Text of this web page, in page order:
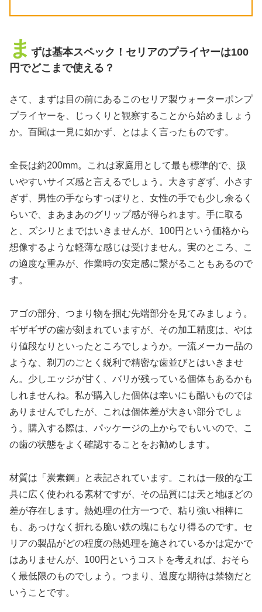
ま ずは基本スペック！セリアのプライヤーは100
円でどこまで使える？
さて、まずは目の前にあるこのセリア製ウォーターポンプ
プライヤーを、じっくりと観察することから始めましょう
か。百聞は一見に如かず、とはよく言ったものです。
全長は約200mm。これは家庭用として最も標準的で、扱
いやすいサイズ感と言えるでしょう。大きすぎず、小さす
ぎず、男性の手ならすっぽりと、女性の手でも少し余るく
らいで、まあまあのグリップ感が得られます。手に取る
と、ズシリとまではいきませんが、100円という価格から
想像するような軽薄な感じは受けません。実のところ、こ
の適度な重みが、作業時の安定感に繋がることもあるので
す。
アゴの部分、つまり物を掴む先端部分を見てみましょう。
ギザギザの歯が刻まれていますが、その加工精度は、やは
り値段なりといったところでしょうか。一流メーカー品の
ような、剃刀のごとく鋭利で精密な歯並びとはいきませ
ん。少しエッジが甘く、バリが残っている個体もあるかも
しれませんね。私が購入した個体は幸いにも酷いものでは
ありませんでしたが、これは個体差が大きい部分でしょ
う。購入する際は、パッケージの上からでもいいので、こ
の歯の状態をよく確認することをお勧めします。
材質は「炭素鋼」と表記されています。これは一般的な工
具に広く使われる素材ですが、その品質には天と地ほどの
差が存在します。熱処理の仕方一つで、粘り強い相棒に
も、あっけなく折れる脆い鉄の塊にもなり得るのです。セ
リアの製品がどの程度の熱処理を施されているかは定かで
はありませんが、100円というコストを考えれば、おそら
く最低限のものでしょう。つまり、過度な期待は禁物だと
いうことです。